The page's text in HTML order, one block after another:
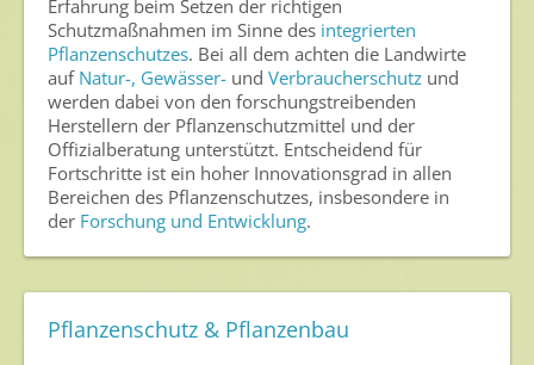
Presse
Pressemitteilungen
Pressebilder
Pressemappe
Pressekontakt
Mediathek
News
Videos
Erfahrung beim Setzen der richtigen
Schutzmaßnahmen im Sinne des integrierten
Pflanzenschutzes. Bei all dem achten die Landwirte
auf Natur-, Gewässer- und Verbraucherschutz und
werden dabei von den forschungstreibenden
Herstellern der Pflanzenschutzmittel und der
Offizialberatung unterstützt. Entscheidend für
Fortschritte ist ein hoher Innovationsgrad in allen
Bereichen des Pflanzenschutzes, insbesondere in
der Forschung und Entwicklung.
Pflanzenschutz & Pflanzenbau